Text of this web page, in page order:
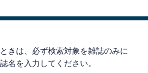
きは、必ず検索対象を雑誌のみに
名を入力してください。